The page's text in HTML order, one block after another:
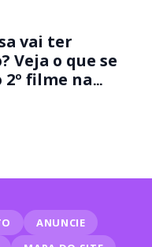
vai ter
Veja o que se
2º filme na
ANUNCIE